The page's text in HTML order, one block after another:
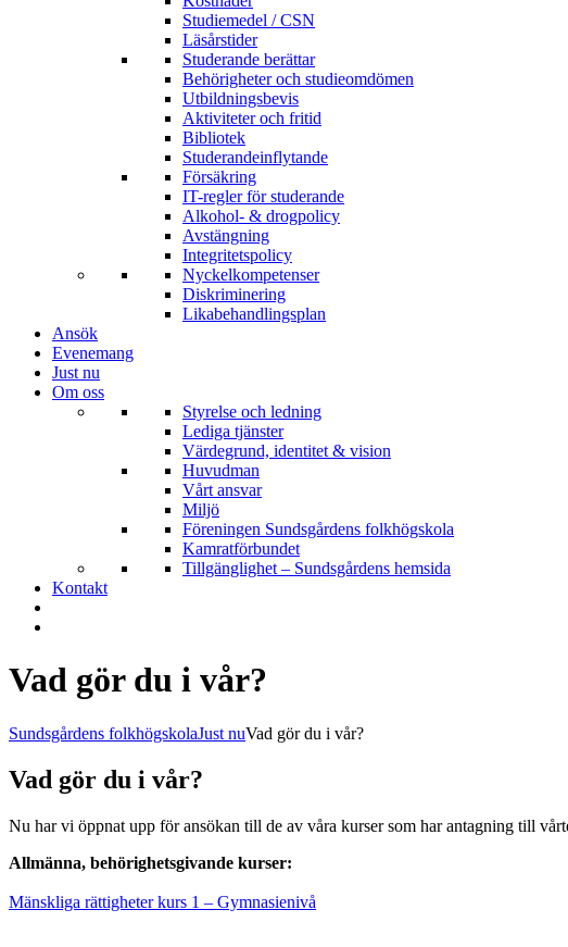
Studiemedel / CSN
Läsårstider
Studerande berättar
Behörigheter och studieomdömen
Utbildningsbevis
Aktiviteter och fritid
Bibliotek
Studerandeinflytande
Försäkring
IT-regler för studerande
Alkohol- & drogpolicy
Avstängning
Integritetspolicy
Nyckelkompetenser
Diskriminering
Likabehandlingsplan
Ansök
Evenemang
Just nu
Om oss
Styrelse och ledning
Lediga tjänster
Värdegrund, identitet & vision
Huvudman
Vårt ansvar
Miljö
Föreningen Sundsgårdens folkhögskola
Kamratförbundet
Tillgänglighet – Sundsgårdens hemsida
Kontakt
Vad gör du i vår?
Sundsgårdens folkhögskolaJust nuVad gör du i vår?
Vad gör du i vår?
Nu har vi öppnat upp för ansökan till de av våra kurser som har antagning till
Allmänna, behörighetsgivande kurser:
Mänskliga rättigheter kurs 1 – Gymnasienivå